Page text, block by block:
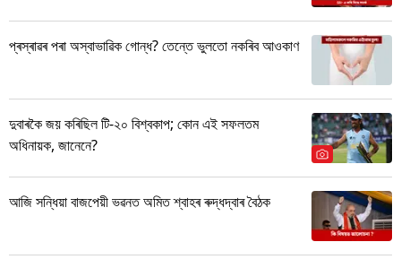
প্ৰস্ৰাৱৰ পৰা অস্বাভাৱিক গোন্ধ? তেন্তে ভুলতো নকৰিব আওকাণ
দুবাৰকৈ জয় কৰিছিল টি-২০ বিশ্বকাপ; কোন এই সফলতম
অধিনায়ক, জানেনে?
আজি সন্ধিয়া বাজপেয়ী ভৱনত অমিত শ্বাহৰ ৰুদ্ধদ্বাৰ বৈঠক